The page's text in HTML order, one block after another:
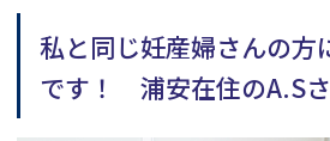
私と同じ妊産婦さんの方
です！ 浦安在住のA.S